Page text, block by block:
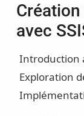
Création
avec
Introduction
Exploration